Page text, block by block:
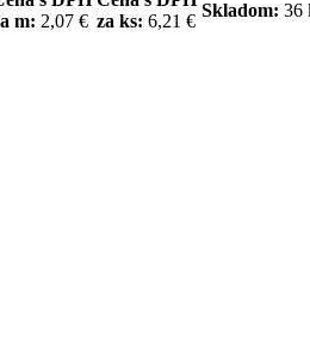
m: 2,07 € za ks: 6,21 €
Skladom: 36